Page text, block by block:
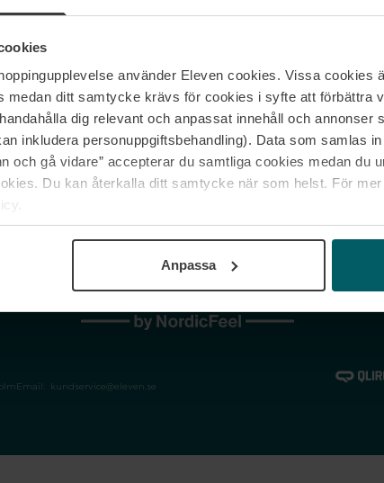
använder Eleven cookies. Vissa cookies
medan ditt samtycke krävs för cookies i syfte att förbättra
dig relevant och anpassat innehåll och annonser
inkludera personuppgiftsbehandling). Data som samlas
och gå vidare” accepterar du samtliga cookies medan du
Du kan återkalla ditt samtycke när som helst. För
Anpassa
Om oss
Jobba hos oss
Våra varumärken
Kontakta oss
Vanliga
Spåra min
reklamationer
Email: kundservice@eleven.se